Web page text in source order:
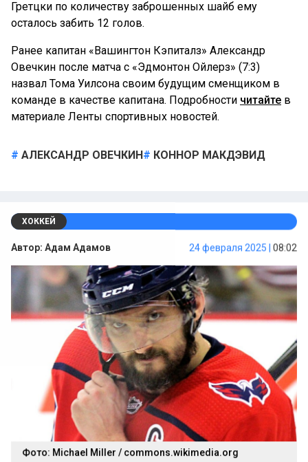
Гретцки по количеству заброшенных шайб ему
осталось забить 12 голов.
Ранее капитан «Вашингтон Кэпиталз» Александр
Овечкин после матча с «Эдмонтон Ойлерз» (7:3)
назвал Тома Уилсона своим будущим сменщиком в
команде в качестве капитана. Подробности читайте в
материале Ленты спортивных новостей.
АЛЕКСАНДР ОВЕЧКИН КОННОР МАКДЭВИД
ХОККЕЙ
Автор: Адам Адамов 24 февраля 2025 | 08:02
Фото: Michael Miller / commons.wikimedia.org